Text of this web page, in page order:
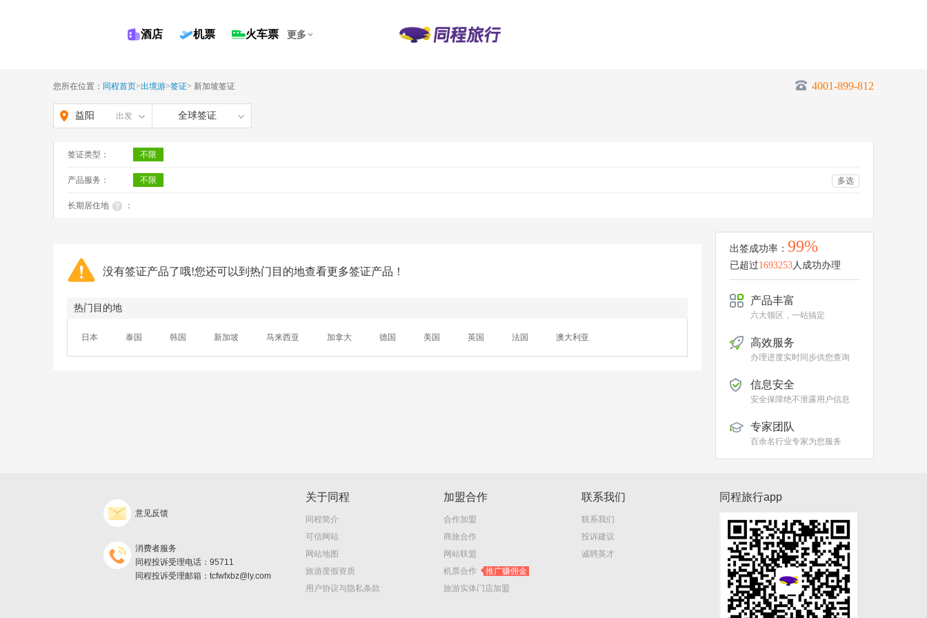
酒店 机票 火车票 更多
您所在位置： 同程首页>出境游>签证> 新加坡签证 4001-899-812
益阳 出发 全球签证
签证类型： 不限
产品服务： 不限 多选
长期居住地 ：
没有签证产品了哦!您还可以到热门目的地查看更多签证产品！
热门目的地
日本 泰国 韩国 新加坡 马来西亚 加拿大 德国 美国 英国 法国 澳大利亚
出签成功率： 99%
已超过1693253人成功办理
产品丰富
六大领区，一站搞定
高效服务
办理进度实时同步供您查询
信息安全
安全保障绝不泄露用户信息
专家团队
百余名行业专家为您服务
意见反馈
消费者服务
同程投诉受理电话：95711
同程投诉受理邮箱：tcfwfxbz@ly.com
关于同程
同程简介
可信网站
网站地图
旅游度假资质
用户协议与隐私条款
加盟合作
合作加盟
商旅合作
网站联盟
机票合作
推广赚佣金
旅游实体门店加盟
联系我们
联系我们
投诉建议
诚聘英才
同程旅行app